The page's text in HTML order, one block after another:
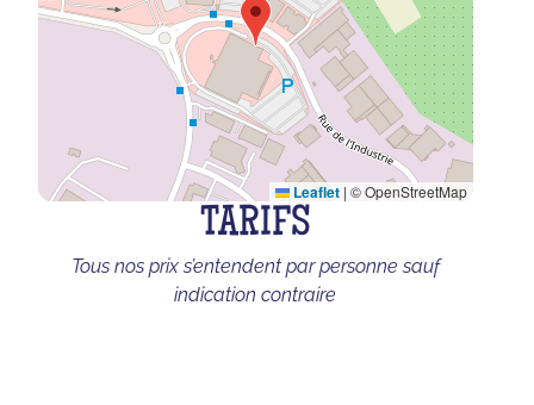
Leaflet | © OpenStreetMap
TARIFS
Tous nos prix s’entendent par personne sauf
indication contraire